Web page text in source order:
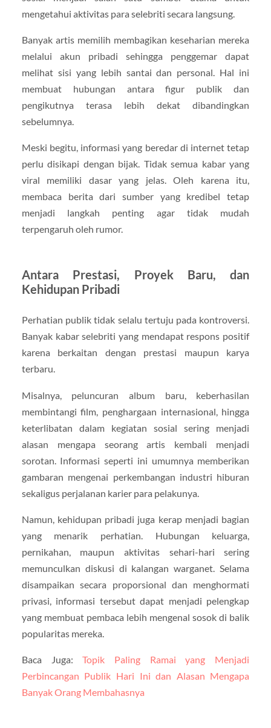
mengetahui aktivitas para selebriti secara langsung.
Banyak artis memilih membagikan keseharian mereka
melalui akun pribadi sehingga penggemar dapat
melihat sisi yang lebih santai dan personal. Hal ini
membuat hubungan antara figur publik dan
pengikutnya terasa lebih dekat dibandingkan
sebelumnya.
Meski begitu, informasi yang beredar di internet tetap
perlu disikapi dengan bijak. Tidak semua kabar yang
viral memiliki dasar yang jelas. Oleh karena itu,
membaca berita dari sumber yang kredibel tetap
menjadi langkah penting agar tidak mudah
terpengaruh oleh rumor.
Antara Prestasi, Proyek Baru, dan
Kehidupan Pribadi
Perhatian publik tidak selalu tertuju pada kontroversi.
Banyak kabar selebriti yang mendapat respons positif
karena berkaitan dengan prestasi maupun karya
terbaru.
Misalnya, peluncuran album baru, keberhasilan
membintangi film, penghargaan internasional, hingga
keterlibatan dalam kegiatan sosial sering menjadi
alasan mengapa seorang artis kembali menjadi
sorotan. Informasi seperti ini umumnya memberikan
gambaran mengenai perkembangan industri hiburan
sekaligus perjalanan karier para pelakunya.
Namun, kehidupan pribadi juga kerap menjadi bagian
yang menarik perhatian. Hubungan keluarga,
pernikahan, maupun aktivitas sehari-hari sering
memunculkan diskusi di kalangan warganet. Selama
disampaikan secara proporsional dan menghormati
privasi, informasi tersebut dapat menjadi pelengkap
yang membuat pembaca lebih mengenal sosok di balik
popularitas mereka.
Baca Juga:Topik Paling Ramai yang Menjadi
Perbincangan Publik Hari Ini dan Alasan Mengapa
Banyak Orang Membahasnya